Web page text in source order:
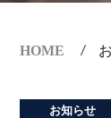
HOME
お知らせ